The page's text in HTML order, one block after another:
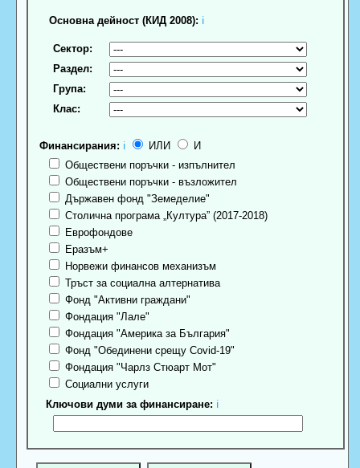
Основна дейност (КИД 2008): ℹ
Сектор:
Раздел:
Група:
Клас:
Финансирания: ℹ ИЛИ
И
Обществени поръчки - изпълнител
Обществени поръчки - възложител
Държавен фонд "Земеделие"
Столична програма „Култура” (2017-2018)
Еврофондове
Еразъм+
Норвежи финансов механизъм
Тръст за социална алтернатива
Фонд "Активни граждани"
Фондация "Лале"
Фондация "Америка за България"
Фонд "Обединени срещу Covid-19"
Фондация "Чарлз Стюарт Мот"
Социални услуги
Ключови думи за финансиране: ℹ